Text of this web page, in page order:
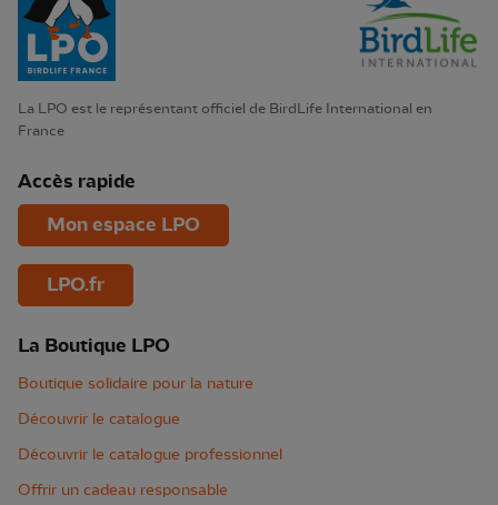
La LPO est le représentant officiel de BirdLife International en
France
Accès rapide
Mon espace LPO
LPO.fr
La Boutique LPO
Boutique solidaire pour la nature
Découvrir le catalogue
Découvrir le catalogue professionnel
Offrir un cadeau responsable